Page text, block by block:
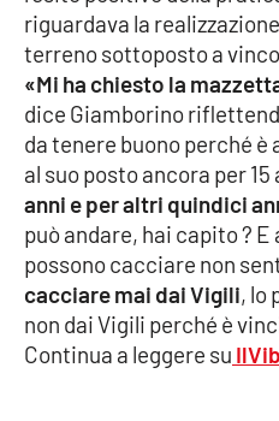
Lamezia Terme
PROGETTI
SPECIALI
Buona Sanità Calabria
CALABRIAVISIONE
Destinazioni
riguardava la
terreno sottoposto a
«Mi ha chiesto la
dice Giamborino
da tenere buono perché
al suo posto ancora per
anni e per altri quindici
può andare, hai capito ? E
possono cacciare non
cacciare mai dai Vigili, lo
non dai Vigili perché è
Continua a leggere su